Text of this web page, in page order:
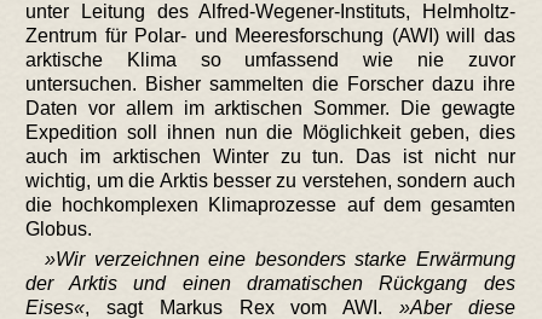
unter Leitung des Alfred-Wegener-Instituts, Helmholtz-
Zentrum für Polar- und Meeresforschung (AWI) will das
arktische Klima so umfassend wie nie zuvor
untersuchen. Bisher sammelten die Forscher dazu ihre
Daten vor allem im arktischen Sommer. Die gewagte
Expedition soll ihnen nun die Möglichkeit geben, dies
auch im arktischen Winter zu tun. Das ist nicht nur
wichtig, um die Arktis besser zu verstehen, sondern auch
die hochkomplexen Klimaprozesse auf dem gesamten
Globus.
Wir verzeichnen eine besonders starke Erwärmung
der Arktis und einen dramatischen Rückgang des
Eises , sagt Markus Rex vom AWI.
Aber diese